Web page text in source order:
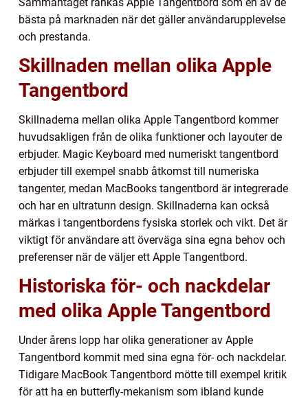
bästa på marknaden när det gäller användarupplevelse
och prestanda.
Skillnaden mellan olika Apple
Tangentbord
Skillnaderna mellan olika Apple Tangentbord kommer
huvudsakligen från de olika funktioner och layouter de
erbjuder. Magic Keyboard med numeriskt tangentbord
erbjuder till exempel snabb åtkomst till numeriska
tangenter, medan MacBooks tangentbord är integrerade
och har en ultratunn design. Skillnaderna kan också
märkas i tangentbordens fysiska storlek och vikt. Det är
viktigt för användare att överväga sina egna behov och
preferenser när de väljer ett Apple Tangentbord.
Historiska för- och nackdelar
med olika Apple Tangentbord
Under årens lopp har olika generationer av Apple
Tangentbord kommit med sina egna för- och nackdelar.
Tidigare MacBook Tangentbord mötte till exempel kritik
för att ha en butterfly-mekanism som ibland kunde